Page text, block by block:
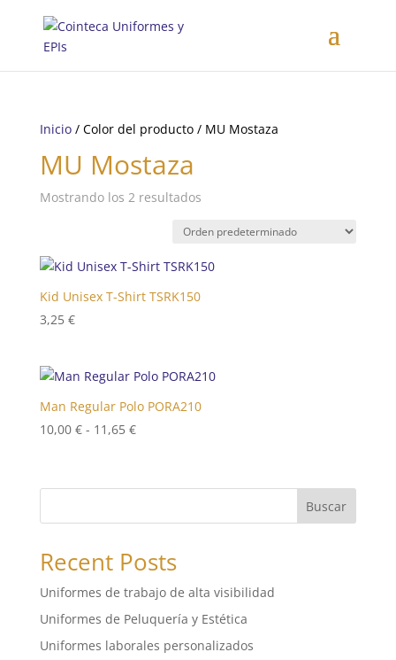
Inicio/ Color del producto / MU Mostaza
MU Mostaza
Mostrando los 2 resultados
Kid Unisex T-Shirt TSRK150
3,25 €
Man Regular Polo PORA210
10,00 € - 11,65 €Rango
desde
Buscar
Recent Posts
Uniformes de trabajo de alta visibilidad
Uniformes de Peluquería y Estética
Uniformes laborales personalizados